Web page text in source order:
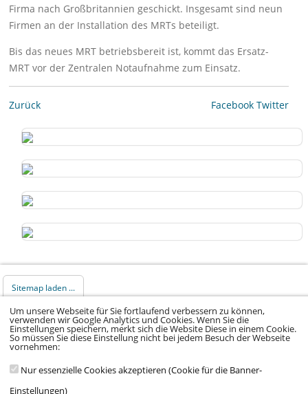
Firma nach Großbritannien geschickt. Insgesamt sind neun
Firmen an der Installation des MRTs beteiligt.
Bis das neues MRT betriebsbereit ist, kommt das Ersatz-
MRT vor der Zentralen Notaufnahme zum Einsatz.
Zurück Facebook Twitter
Sitemap laden ...
© 2026 Klinikum Würzburg Mitte gGmbH •
Impressum• Datenschutz•Datenschutz Social
Um unsere Webseite für Sie fortlaufend verbessern zu können,
verwenden wir Google Analytics und Cookies. Wenn Sie die
Einstellungen speichern, merkt sich die Website Diese in einem Cookie.
So müssen Sie diese Einstellung nicht bei jedem Besuch der Webseite
vornehmen:
Nur essenzielle Cookies akzeptieren (Cookie für die Banner-
Einstellungen)